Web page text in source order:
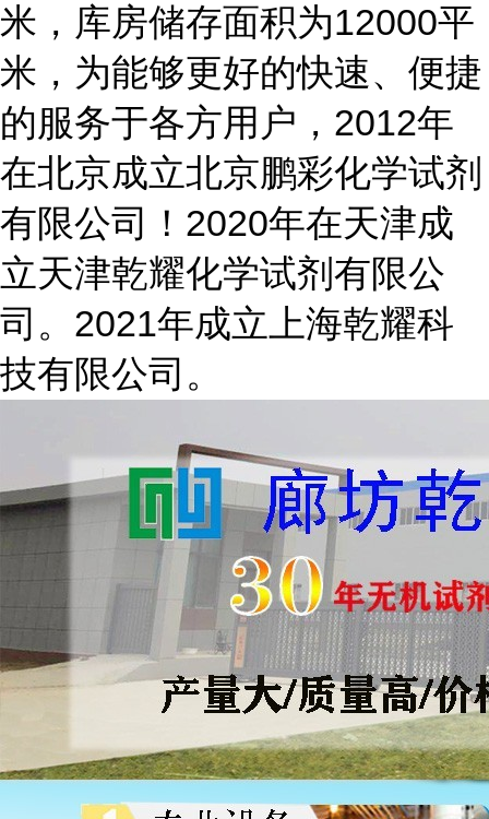
米，库房储存面积为12000平
米，为能够更好的快速、便捷
的服务于各方用户，2012年
在北京成立北京鹏彩化学试剂
有限公司！2020年在天津成
立天津乾耀化学试剂有限公
司。2021年成立上海乾耀科
技有限公司。